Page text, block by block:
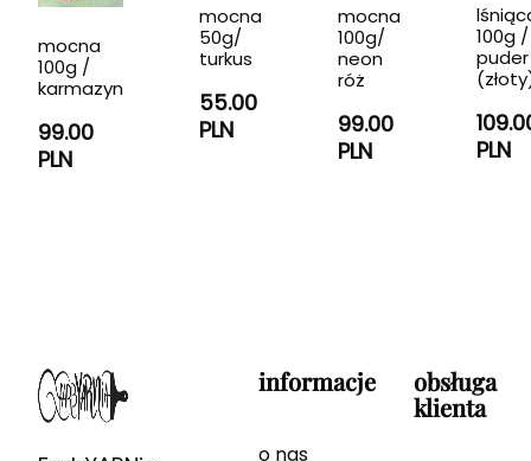
mocna
100g /
karmazyn
99.00
PLN
mocna
50g/
turkus
55.00
PLN
mocna
100g/
neon
róż
99.00
PLN
100g /
puder
PLN
informacje
o nas
obsługa
klienta